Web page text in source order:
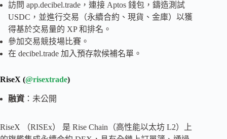
訪問 app.decibel.trade，連接 Aptos 錢包，鑄造測試
USDC，並進行交易（永續合約、現貨、金庫）以獲
得基於交易量的 XP 和排名。
參加交易競技場比賽。
在 decibel.trade 加入預存款候補名單。
RiseX (@risextrade)
融資 ：未公開
RiseX （RISEx） 是 Rise Chain（高性能以太坊 L2）上